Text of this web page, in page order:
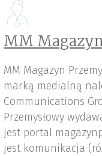
MM
MM Magazyn
marką medialną
Communications
Przemysłowy
jest portal
jest komunikacja